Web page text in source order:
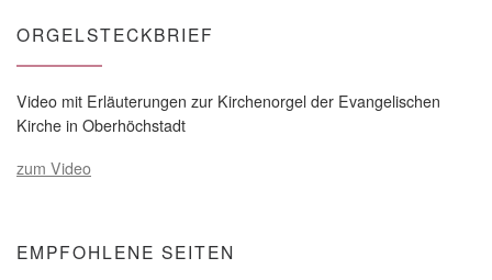
ORGELSTECKBRIEF
Video mit Erläuterungen zur Kirchenorgel der Evangelischen
Kirche in Oberhöchstadt
zum Video
EMPFOHLENE SEITEN